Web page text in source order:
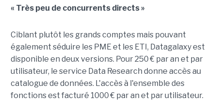
« Très peu de concurrents directs »
Ciblant plutôt les grands comptes mais pouvant
également séduire les PME et les ETI, Datagalaxy est
disponible en deux versions. Pour 250 € par an et par
utilisateur, le service Data Research donne accès au
catalogue de données. L'accès à l'ensemble des
fonctions est facturé 1000 € par an et par utilisateur.